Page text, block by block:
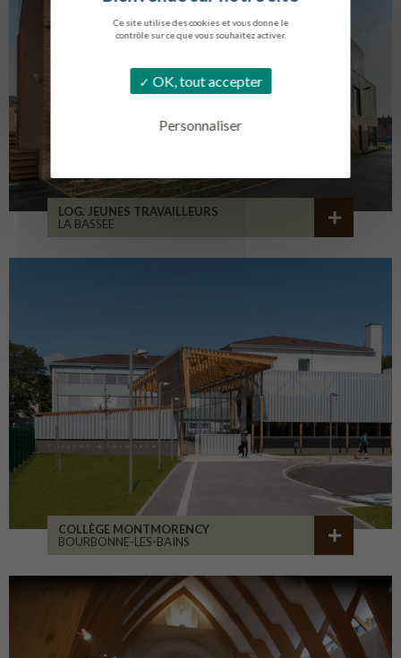
Ce site utilise des cookies et vous donne le
contrôle sur ce que vous souhaitez activer.
OK, tout accepter
Personnaliser
LOG. JEUNES TRAVAILLEURS
LA BASSEE
COLLÈGE MONTMORENCY
BOURBONNE-LES-BAINS